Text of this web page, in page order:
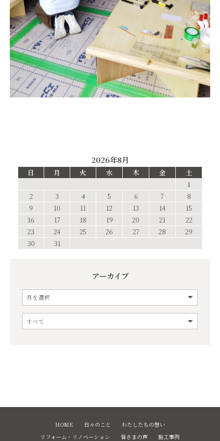
2026年8月
日 月 火 水 木 金
土
1
2
3 4 5 6 7
8
9
10 11 12 13 14
15
16
17 18 19 20 21
22
23
24 25 26 27 28
29
30
31
アーカイブ
HOME 日々のこと
わたしたちの想い
リフォーム・リノベーション
皆さまの声 施工事例